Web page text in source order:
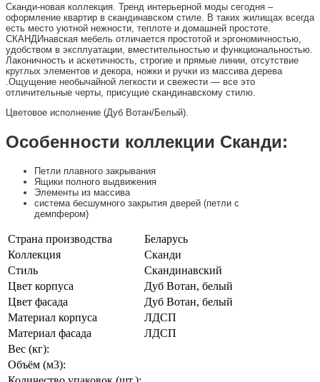
Сканди-новая коллекция. Тренд интерьерной моды сегодня –
оформление квартир в скандинавском стиле. В таких жилищах всегда
есть место уютной нежности, теплоте и домашней простоте.
СКАНДИнавская мебель отличается простотой и эргономичностью,
удобством в эксплуатации, вместительностью и функциональностью.
Лаконичность и аскетичность, строгие и прямые линии, отсутствие
круглых элементов и декора, ножки и ручки из массива дерева
.Ощущение необычайной легкости и свежести — все это
отличительные черты, присущие скандинавскому стилю.
Цветовое исполнение (Дуб Вотан/Белый).
Особенности коллекции Сканди:
Петли плавного закрывания
Ящики полного выдвижения
Элементы из массива
система бесшумного закрытия дверей (петли с
демпфером)
Страна производства
Беларусь
Коллекция
Сканди
Стиль
Скандинавский
Цвет корпуса
Дуб Вотан, белый
Цвет фасада
Дуб Вотан, белый
Материал корпуса
ЛДСП
Материал фасада
ЛДСП
Вес (кг):
Объём (м3):